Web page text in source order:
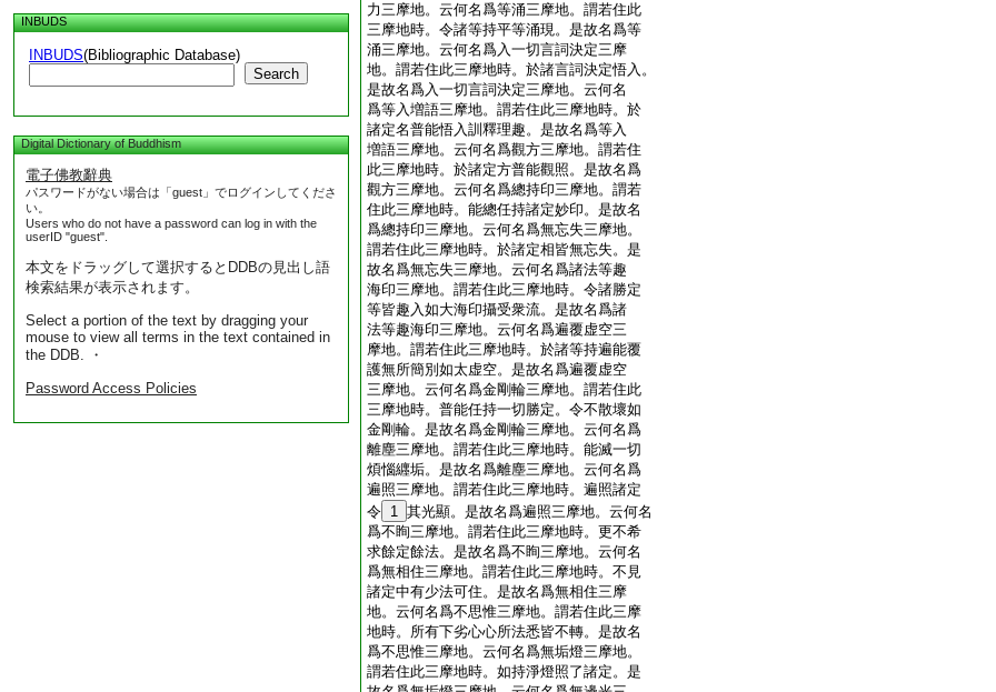
INBUDS
INBUDS(Bibliographic Database)
Search
Digital Dictionary of Buddhism
電子佛教辭典
パスワードがない場合は「guest」でログインしてくださ
い。
Users who do not have a password can log in with the
userID "guest".
本文をドラッグして選択するとDDBの見出し語
検索結果が表示されます。
Select a portion of the text by dragging your
mouse to view all terms in the text contained in
the DDB. ・
Password Access Policies
力三摩地。云何名爲等涌三摩地。謂若住此
三摩地時。令諸等持平等涌現。是故名爲等
涌三摩地。云何名爲入一切言詞決定三摩
地。謂若住此三摩地時。於諸言詞決定悟入。
是故名爲入一切言詞決定三摩地。云何名
爲等入増語三摩地。謂若住此三摩地時。於
諸定名普能悟入訓釋理趣。是故名爲等入
増語三摩地。云何名爲觀方三摩地。謂若住
此三摩地時。於諸定方普能觀照。是故名爲
觀方三摩地。云何名爲總持印三摩地。謂若
住此三摩地時。能總任持諸定妙印。是故名
爲總持印三摩地。云何名爲無忘失三摩地。
謂若住此三摩地時。於諸定相皆無忘失。是
故名爲無忘失三摩地。云何名爲諸法等趣
海印三摩地。謂若住此三摩地時。令諸勝定
等皆趣入如大海印攝受衆流。是故名爲諸
法等趣海印三摩地。云何名爲遍覆虚空三
摩地。謂若住此三摩地時。於諸等持遍能覆
護無所簡別如太虚空。是故名爲遍覆虚空
三摩地。云何名爲金剛輪三摩地。謂若住此
三摩地時。普能任持一切勝定。令不散壞如
金剛輪。是故名爲金剛輪三摩地。云何名爲
離塵三摩地。謂若住此三摩地時。能滅一切
煩惱纒垢。是故名爲離塵三摩地。云何名爲
遍照三摩地。謂若住此三摩地時。遍照諸定
令 1 其光顯。是故名爲遍照三摩地。云何名
爲不眴三摩地。謂若住此三摩地時。更不希
求餘定餘法。是故名爲不眴三摩地。云何名
爲無相住三摩地。謂若住此三摩地時。不見
諸定中有少法可住。是故名爲無相住三摩
地。云何名爲不思惟三摩地。謂若住此三摩
地時。所有下劣心心所法悉皆不轉。是故名
爲不思惟三摩地。云何名爲無垢燈三摩地。
謂若住此三摩地時。如持淨燈照了諸定。是